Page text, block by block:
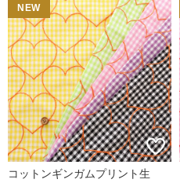
NEW
コットンギンガムプリント生